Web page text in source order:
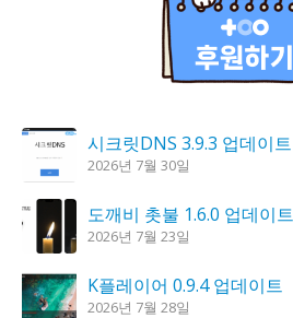
시크릿DNS 3.9.3 업데이트
2026년 7월 30일
도깨비 촛불 1.6.0 업데이트
2026년 7월 23일
K플레이어 0.9.4 업데이트
2026년 7월 28일